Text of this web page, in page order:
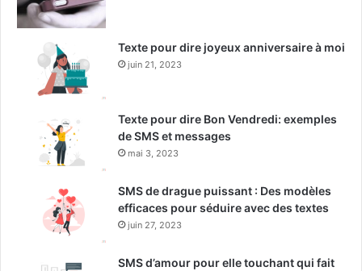
Texte pour dire joyeux anniversaire à moi
juin 21, 2023
Texte pour dire Bon Vendredi: exemples
de SMS et messages
mai 3, 2023
SMS de drague puissant : Des modèles
efficaces pour séduire avec des textes
juin 27, 2023
SMS d’amour pour elle touchant qui fait